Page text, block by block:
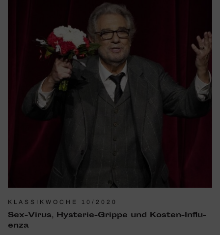
KLASSIKWOCHE 10/2020
Sex-Virus, Hysterie-Grippe und Kosten-Influ­
enza